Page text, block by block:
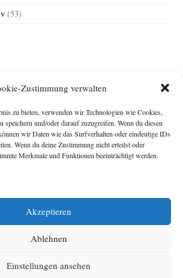
Zustimmung verwalten
zu bieten, verwenden wir Technologien wie Cookies,
speichern und/oder darauf zuzugreifen. Wenn du diesen
wir Daten wie das Surfverhalten oder eindeutige IDs
Wenn du deine Zustimmung nicht erteilst oder
Merkmale und Funktionen beeinträchtigt werden.
Akzeptieren
Ablehnen
Einstellungen ansehen
(53)
Impressum
Michael Baden,
Diese Webseite stellt
zehn Jahre der